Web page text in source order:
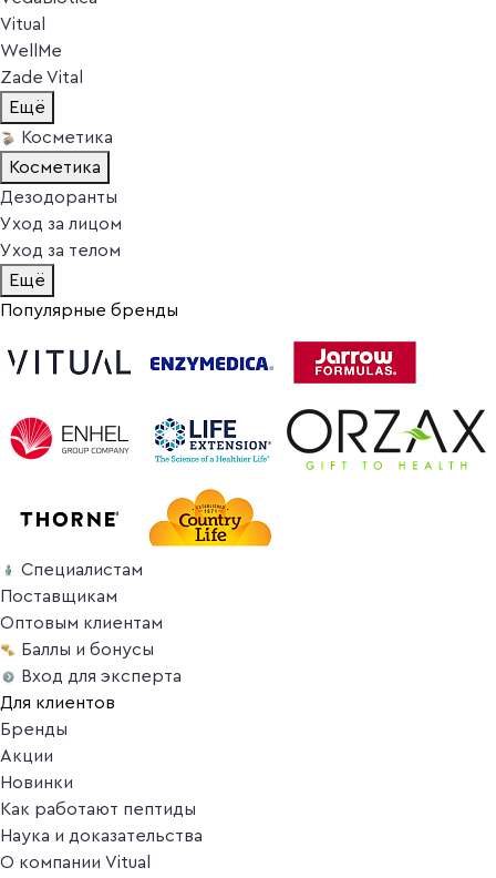
Vitual
WellMe
Zade Vital
Ещё
Косметика
Косметика
Дезодоранты
Уход за лицом
Уход за телом
Ещё
Популярные бренды
Специалистам
Поставщикам
Оптовым клиентам
Баллы и бонусы
Вход для эксперта
Для клиентов
Бренды
Акции
Новинки
Как работают пептиды
Наука и доказательства
О компании Vitual